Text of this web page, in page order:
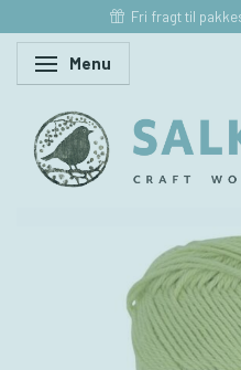
Fri fragt til
Skifte navigation
Menu